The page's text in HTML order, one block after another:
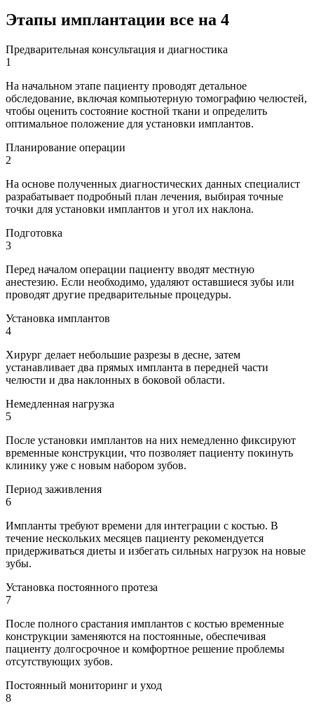
Этапы имплантации все на 4
Предварительная консультация и диагностика
1
На начальном этапе пациенту проводят детальное
обследование, включая компьютерную томографию челюстей,
чтобы оценить состояние костной ткани и определить
оптимальное положение для установки имплантов.
Планирование операции
2
На основе полученных диагностических данных специалист
разрабатывает подробный план лечения, выбирая точные
точки для установки имплантов и угол их наклона.
Подготовка
3
Перед началом операции пациенту вводят местную
анестезию. Если необходимо, удаляют оставшиеся зубы или
проводят другие предварительные процедуры.
Установка имплантов
4
Хирург делает небольшие разрезы в десне, затем
устанавливает два прямых импланта в передней части
челюсти и два наклонных в боковой области.
Немедленная нагрузка
5
После установки имплантов на них немедленно фиксируют
временные конструкции, что позволяет пациенту покинуть
клинику уже с новым набором зубов.
Период заживления
6
Импланты требуют времени для интеграции с костью. В
течение нескольких месяцев пациенту рекомендуется
придерживаться диеты и избегать сильных нагрузок на новые
зубы.
Установка постоянного протеза
7
После полного срастания имплантов с костью временные
конструкции заменяются на постоянные, обеспечивая
пациенту долгосрочное и комфортное решение проблемы
отсутствующих зубов.
Постоянный мониторинг и уход
8